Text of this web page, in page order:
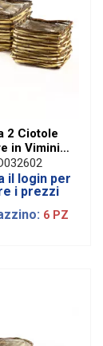
2 Ciotole
in Vimini
Assortite
il login per
i prezzi
6 PZ